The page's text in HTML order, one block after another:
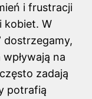
i frustracji
kobiet. W
dostrzegamy,
na
zadają
potrafią